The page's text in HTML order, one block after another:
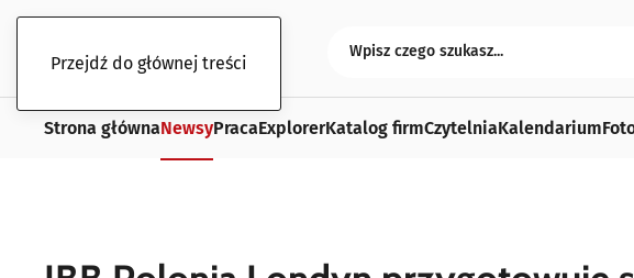
Przejdź do głównej treści
Strona głównaNewsyPracaExplorerKatalog firmCzytelniaKalendarium